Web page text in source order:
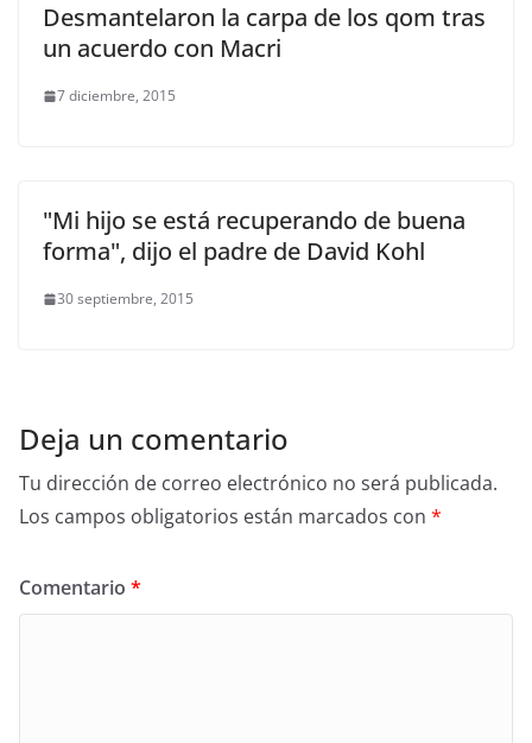
Desmantelaron la carpa de los qom tras
un acuerdo con Macri
7 diciembre, 2015
"Mi hijo se está recuperando de buena
forma", dijo el padre de David Kohl
30 septiembre, 2015
Deja un comentario
Tu dirección de correo electrónico no será publicada.
Los campos obligatorios están marcados con *
Comentario *